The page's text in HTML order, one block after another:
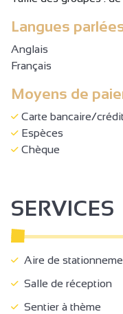
Langues
Anglais
Français
Moyens de
Carte bancaire/crédit
Espèces
Chèque
SERVICES
Aire de
Salle de réception
Sentier à thème